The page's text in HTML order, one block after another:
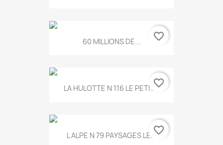
60 MILLIONS DE... favorite_border
LA HULOTTE N 116 LE PETIT...favorite_border
L ALPE N 79 PAYSAGES LE...favorite_border